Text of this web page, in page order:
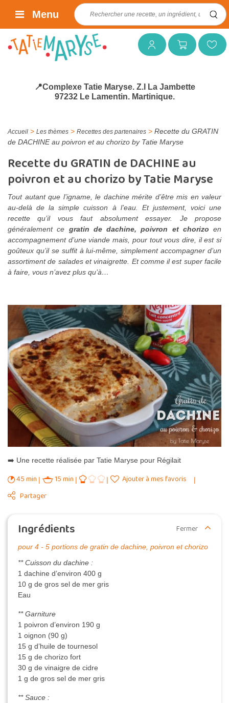
Mon compteMon panierMes favoris
Rechercher :
Menu
📍Complexe Tatie Maryse. Z.I La Jambette
97232 Le Lamentin. Martinique.
Accueil > Les thèmes > Recettes des partenaires > Recette du GRATIN
de DACHINE au poivron et au chorizo by Tatie Maryse
Recette du GRATIN de DACHINE au
poivron et au chorizo by Tatie Maryse
Tout autant que l’igname, le dachine mérite d’être mis en valeur
au-delà de la simple cuisson à l’eau. Et justement, voici une
recette qu’il vous faut absolument essayer. Je propose
généralement ce gratin de dachine, poivron et chorizo en
accompagnement d’une viande mais, pour tout vous dire, il est si
goûteux qu’il se suffit à lui-même, simplement accompagner d’un
assortiment de salades et vinaigrette. Et comme il est super facile
à faire, vous n’avez plus qu’à…
➡️ Une recette réalisée par Tatie Maryse pour Régilait
45 min 15 min
Ajouter à mes favoris
Partager
Ingrédients Fermer
pour 4 - 5 portions de gratin de dachine, poivron et chorizo
** Cuisson du dachine :
1 dachine d’environ 400 g
10 g de gros sel de mer gris
Eau
** Garniture
1 poivron d’environ 190 g
1 oignon (90 g)
15 g d’huile de tournesol
15 g de chorizo fort
30 g de vinaigre de cidre
1 g de gros sel de mer gris
** Sauce :